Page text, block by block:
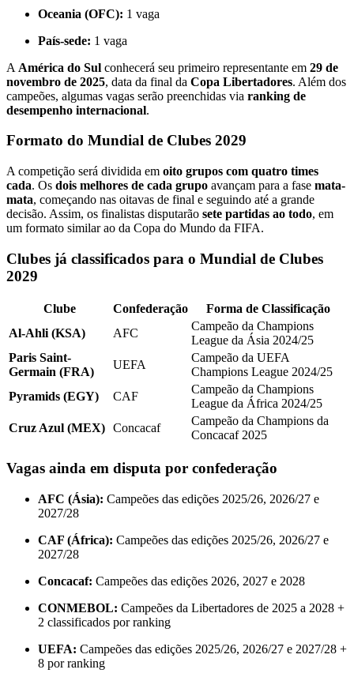
Oceania (OFC): 1 vaga
País-sede: 1 vaga
A América do Sul conhecerá seu primeiro representante em 29 de
novembro de 2025, data da final da Copa Libertadores. Além dos
campeões, algumas vagas serão preenchidas via ranking de
desempenho internacional.
Formato do Mundial de Clubes 2029
A competição será dividida em oito grupos com quatro times
cada. Os dois melhores de cada grupo avançam para a fase mata-
mata, começando nas oitavas de final e seguindo até a grande
decisão. Assim, os finalistas disputarão sete partidas ao todo, em
um formato similar ao da Copa do Mundo da FIFA.
Clubes já classificados para o Mundial de Clubes
2029
Clube Confederação
Forma de Classificação
Al-Ahli (KSA)
AFC
Campeão da Champions
League da Ásia 2024/25
Paris Saint-
Germain (FRA)
UEFA
Campeão da UEFA
Champions League 2024/25
Pyramids (EGY)
CAF
Campeão da Champions
League da África 2024/25
Cruz Azul (MEX) Concacaf
Campeão da Champions da
Concacaf 2025
Vagas ainda em disputa por confederação
AFC (Ásia): Campeões das edições 2025/26, 2026/27 e
2027/28
CAF (África): Campeões das edições 2025/26, 2026/27 e
2027/28
Concacaf: Campeões das edições 2026, 2027 e 2028
CONMEBOL: Campeões da Libertadores de 2025 a 2028 +
2 classificados por ranking
UEFA: Campeões das edições 2025/26, 2026/27 e 2027/28 +
8 por ranking